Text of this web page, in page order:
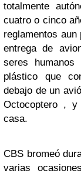
totalmente
cuatro o cinco
reglamentos aun
entrega de
seres humanos
plástico que
debajo de un
Octocoptero , y
casa.
CBS bromeó
varias